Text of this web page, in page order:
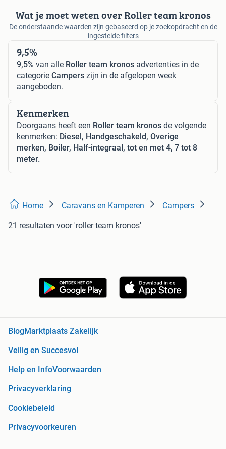
Wat je moet weten over Roller team kronos
De onderstaande waarden zijn gebaseerd op je zoekopdracht en de
ingestelde filters
9,5%
9,5% van alle Roller team kronos advertenties in de
categorie Campers zijn in de afgelopen week
aangeboden.
Kenmerken
Doorgaans heeft een Roller team kronos de volgende
kenmerken: Diesel, Handgeschakeld, Overige
merken, Boiler, Half-integraal, tot en met 4, 7 tot 8
meter.
Home Caravans en Kamperen Campers
21 resultaten voor 'roller team kronos'
BlogMarktplaats Zakelijk
Veilig en Succesvol
Help en InfoVoorwaarden
Privacyverklaring
Cookiebeleid
Privacyvoorkeuren